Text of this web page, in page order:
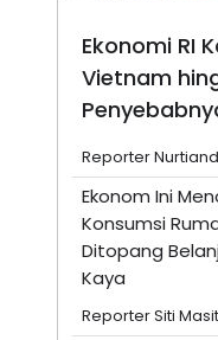
Ekonomi RI
Vietnam
Reporter
Ekonom Ini
Konsumsi
Ditopang
Kaya
Reporter Siti